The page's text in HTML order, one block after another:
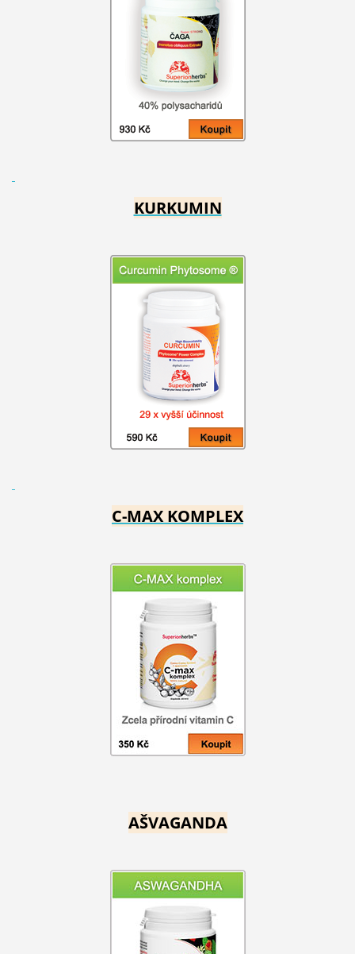
KURKUMIN
C-MAX KOMPLEX
AŠVAGANDA